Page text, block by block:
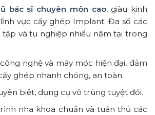
bác sĩ chuyên môn cao, giàu kinh
vực cấy ghép Implant. Đa số các
tập và tu nghiệp nhiều năm tại trong
nghệ và máy móc hiện đại, đảm
ghép nhanh chóng, an toàn.
biệt, dụng cụ vô trùng tuyệt đối.
nha khoa chuẩn và tuân thủ các